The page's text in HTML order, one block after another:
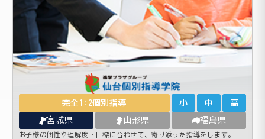
完全1:2個別指導 小 中 高
宮城県 山形県 福島県
お子様の個性や理解度・目標に合わせて、寄り添った指導をします。